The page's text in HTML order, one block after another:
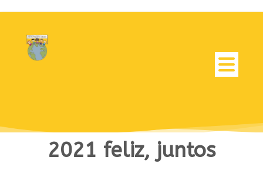
2021 feliz, juntos